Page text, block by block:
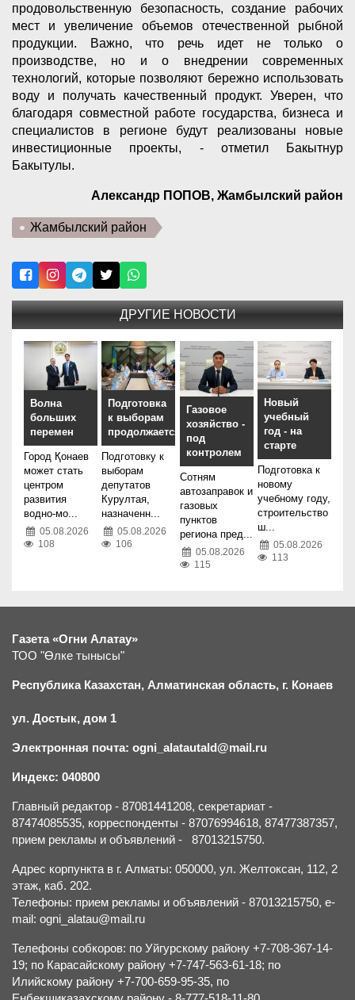
продовольственную безопасность, создание рабочих
мест и увеличение объемов отечественной рыбной
продукции. Важно, что речь идет не только о
производстве, но и о внедрении современных
технологий, которые позволяют бережно использовать
воду и получать качественный продукт. Уверен, что
благодаря совместной работе государства, бизнеса и
специалистов в регионе будут реализованы новые
инвестиционные проекты, - отметил Бакытнур
Бакытулы.
Александр ПОПОВ, Жамбылский район
Жамбылский район
ДРУГИЕ НОВОСТИ
Волна
больших
перемен
Город Қонаев
может стать
центром
развития
водно-мо...
05.08.2026
108
Подготовка
к выборам
продолжается
Подготовку к
выборам
депутатов
Курултая,
назначенн...
05.08.2026
106
Газовое
хозяйство -
под
контролем
Сотням
автозаправок и
газовых
пунктов
региона пред...
05.08.2026
115
Новый
учебный
год - на
старте
Подготовка к
новому
учебному году,
строительство
ш...
05.08.2026
113
Газета «Огни Алатау»
ТОО "Өлке тынысы"
Республика Казахстан, Алматинская область, г. Конаев
ул. Достык, дом 1
Электронная почта: ogni_alatautald@mail.ru
Индекс: 040800
Главный редактор - 87081441208, секретариат -
87474085535, корреспонденты - 87076994618, 87477387357,
прием рекламы и объявлений - 87013215750.
Адрес корпункта в г. Алматы: 050000, ул. Желтоксан, 112, 2
этаж, каб. 202.
Телефоны: прием рекламы и объявлений - 87013215750, e-
mail: ogni_alatau@mail.ru
Телефоны собкоров: по Уйгурскому району +7-708-367-14-
19; по Карасайскому району +7-747-563-61-18; по
Илийскому району +7-700-659-95-35, по